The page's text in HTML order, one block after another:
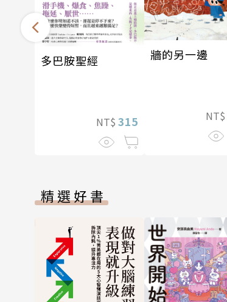
多巴胺聖經
NT$ 315
牆的另一邊
NT$
精選好書